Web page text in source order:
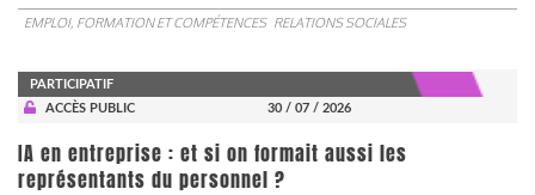
EMPLOI, FORMATION ET COMPÉTENCES RELATIONS SOCIALES
PARTICIPATIF
ACCÈS PUBLIC
30 / 07 / 2026
IA en entreprise : et si on formait aussi les
représentants du personnel ?